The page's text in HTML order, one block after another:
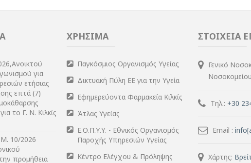
για
ετήσιας
επτά (7)
το Γ. Ν. Κιλκίς
10/2026
προμήθεια
ΧΡΗΣΙΜΑ
Παγκόσμιος Οργανισμός Υγείας
Δικτυακή Πύλη ΕΕ για την Υγεία
Εφημερεύοντα Φαρμακεία Κιλκίς
Άτλας Υγείας
Ε.Ο.Π.Υ.Υ. - Εθνικός Οργανισμός
Παροχής Υπηρεσιών Υγείας
Κέντρο Ελέγχου & Πρόληψης
ΣΤΟΙΧΕΙΑ
Γενικό
Τηλ.: +30
Email :
Χάρτης: